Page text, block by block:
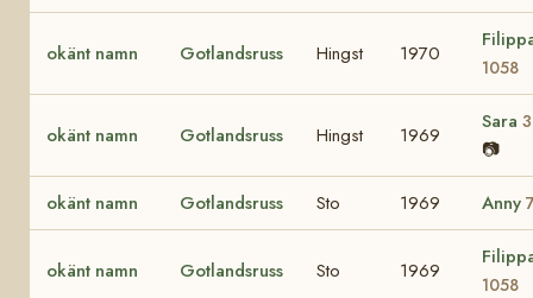
okänt namn Gotlandsruss Hingst 1970
1058
okänt namn Gotlandsruss Hingst 1969
Sara
📷
okänt namn Gotlandsruss Sto 1969 Anny
okänt namn Gotlandsruss Sto 1969
1058